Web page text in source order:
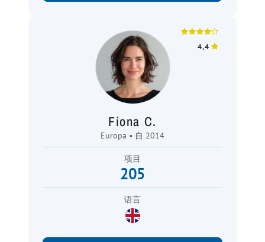
4,4
Fiona C.
Europa • 自 2014
项目
205
语言